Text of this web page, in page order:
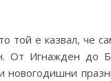
– поверия,
той е казвал, че
От Игнажден до
новогодишни